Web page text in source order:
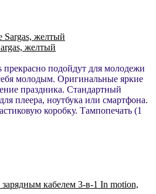
желтый
подойдут для молодежи
молодым. Оригинальные яркие
праздника. Стандартный
плеера, ноутбука или смартфона.
коробку. Тампопечать (1